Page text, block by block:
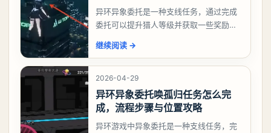
异环异象委托是一种支线任务，通过完成
委托可以提升猎人等级并获取一些奖励，
么做，下面就来告诉大家。异环异象委托
祸兮洄游任务攻略
继续阅读 →
2026-04-29
异环异象委托唤孤归任务怎么完
成，流程步骤与位置攻略
异环游戏中异象委托是一种支线任务，完